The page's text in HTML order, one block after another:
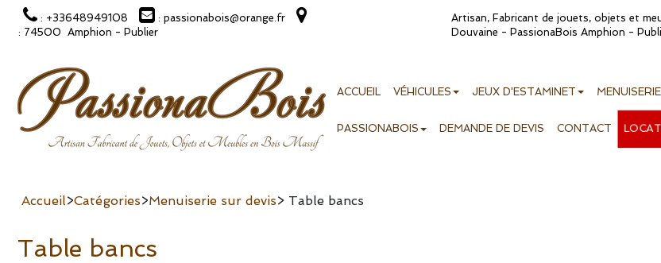
: +33648949108
: passionabois@orange.fr
: 74500 Amphion - Publier
Artisan, Fabricant de jouets, objets et
Douvaine - PassionaBois Amphion -
ACCUEIL VÉHICULES JEUX D'ESTAMINET MENUISERIE
PASSIONABOIS DEMANDE DE DEVIS CONTACT
Accueil>Catégories>Menuiserie sur devis> Table bancs
Table bancs